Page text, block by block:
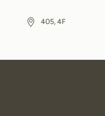
405, 4F